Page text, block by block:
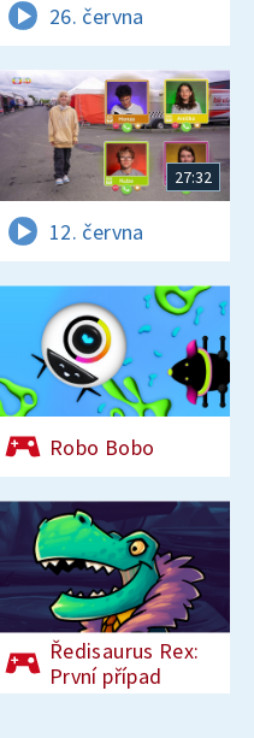
26. června
27:32
12. června
Robo Bobo
Ředisaurus Rex:
První případ